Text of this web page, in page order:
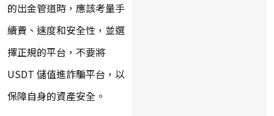
的出金管道時，應該考量手
續費、速度和安全性，並選
擇正規的平台，不要將
USDT 儲值進詐騙平台，以
保障自身的資產安全。